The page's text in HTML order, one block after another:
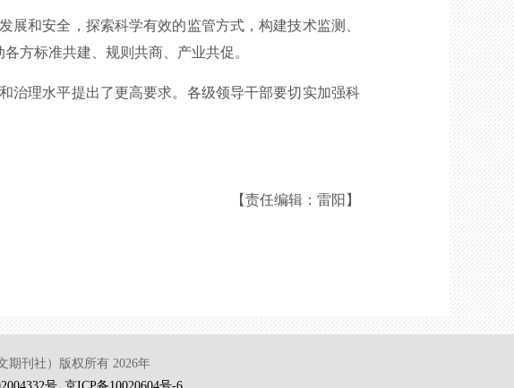
和安全，探索科学有效的监管方式，构建技术监测、
方标准共建、规则共商、产业共促。
理水平提出了更高要求。各级领导干部要切实加强科
【责任编辑：雷阳】
期刊社）版权所有 2026年